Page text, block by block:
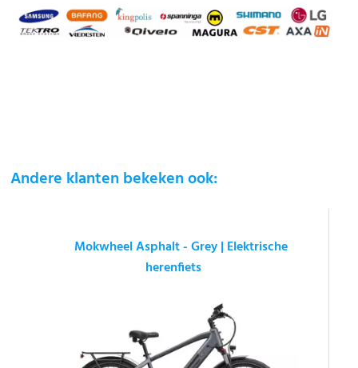
Andere klanten bekeken ook:
Mokwheel Asphalt - Grey | Elektrische
herenfiets